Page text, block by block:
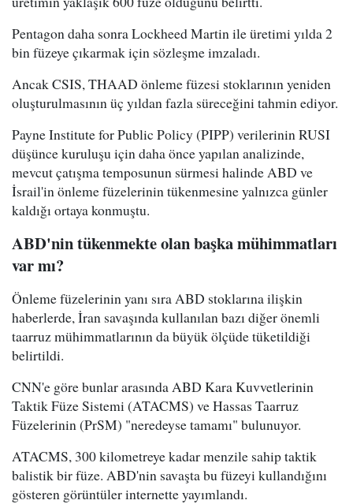
Pentagon daha sonra Lockheed Martin ile üretimi yılda 2
bin füzeye çıkarmak için sözleşme imzaladı.
Ancak CSIS, THAAD önleme füzesi stoklarının yeniden
oluşturulmasının üç yıldan fazla süreceğini tahmin ediyor.
Payne Institute for Public Policy (PIPP) verilerinin RUSI
düşünce kuruluşu için daha önce yapılan analizinde,
mevcut çatışma temposunun sürmesi halinde ABD ve
İsrail'in önleme füzelerinin tükenmesine yalnızca günler
kaldığı ortaya konmuştu.
ABD'nin tükenmekte olan başka mühimmatları
var mı?
Önleme füzelerinin yanı sıra ABD stoklarına ilişkin
haberlerde, İran savaşında kullanılan bazı diğer önemli
taarruz mühimmatlarının da büyük ölçüde tüketildiği
belirtildi.
CNN'e göre bunlar arasında ABD Kara Kuvvetlerinin
Taktik Füze Sistemi (ATACMS) ve Hassas Taarruz
Füzelerinin (PrSM) "neredeyse tamamı" bulunuyor.
ATACMS, 300 kilometreye kadar menzile sahip taktik
balistik bir füze. ABD'nin savaşta bu füzeyi kullandığını
gösteren görüntüler internette yayımlandı.